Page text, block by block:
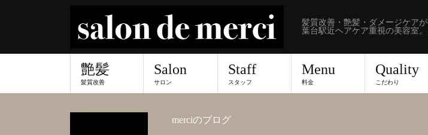
髪質改善・艶髪・ダメージケア
葉台駅近ヘアケア重視の美容室。
艶髪
髪質改善
Salon
サロン
Staff
スタッフ
Menu
料金
Quality
こだわり
merciのブログ